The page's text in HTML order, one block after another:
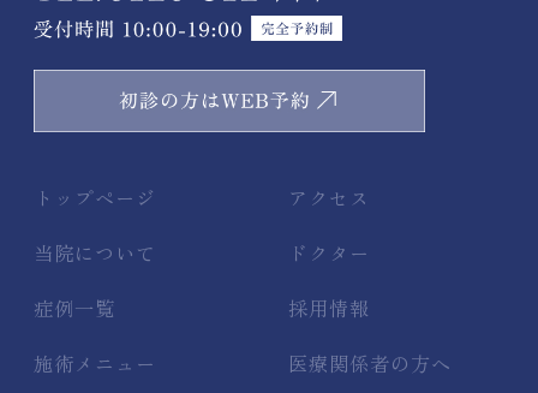
トップページ
当院について
症例一覧
施術メニュー
アクセス
ドクター
採用情報
医療関係者の方へ